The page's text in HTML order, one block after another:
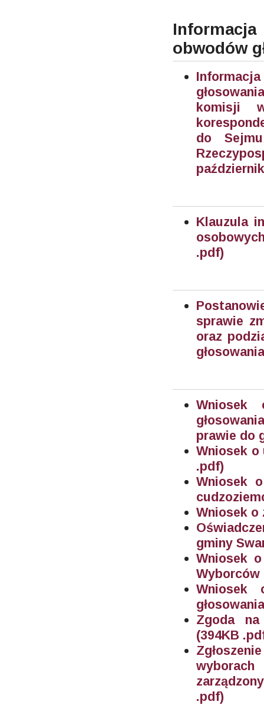
obwodów
komisji
do
Klauzula
.pdf)
sprawie
oraz
Wniosek
prawie do
Wniosek o
.pdf)
Wniosek
Wniosek o
gminy
Wniosek
Wyborców
Wniosek
Zgoda na
(394KB
.pdf)